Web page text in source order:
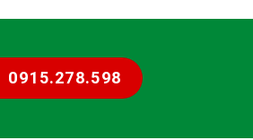
0915.278.598